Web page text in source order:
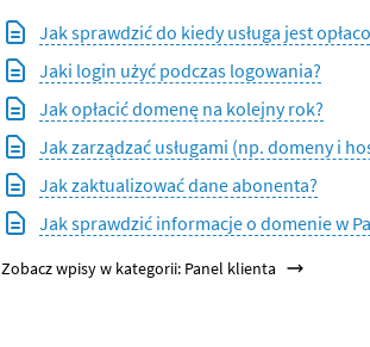
Jak sprawdzić do kiedy usługa jest
Jaki login użyć podczas logowania?
Jak opłacić domenę na kolejny rok?
Jak zarządzać usługami (np. domeny i
Jak zaktualizować dane abonenta?
Jak sprawdzić informacje o domenie w
Zobacz wpisy w kategorii: Panel klienta